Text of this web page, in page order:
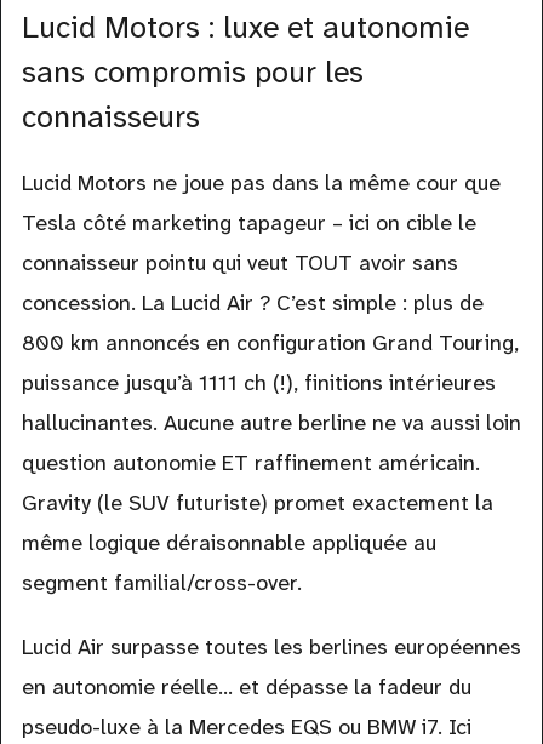
Lucid Motors : luxe et autonomie
sans compromis pour les
connaisseurs
Lucid Motors ne joue pas dans la même cour que
Tesla côté marketing tapageur – ici on cible le
connaisseur pointu qui veut TOUT avoir sans
concession. La Lucid Air ? C’est simple : plus de
800 km annoncés en configuration Grand Touring,
puissance jusqu’à 1111 ch (!), finitions intérieures
hallucinantes. Aucune autre berline ne va aussi loin
question autonomie ET raffinement américain.
Gravity (le SUV futuriste) promet exactement la
même logique déraisonnable appliquée au
segment familial/cross-over.
Lucid Air surpasse toutes les berlines européennes
en autonomie réelle… et dépasse la fadeur du
pseudo-luxe à la Mercedes EQS ou BMW i7. Ici